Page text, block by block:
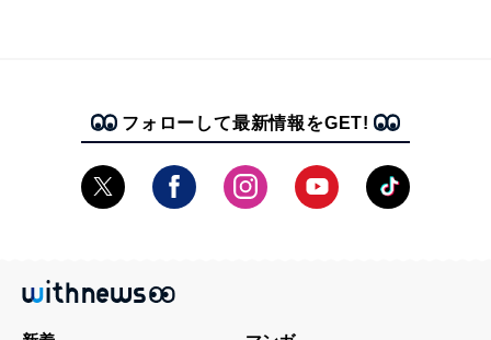
フォローして最新情報をGET!